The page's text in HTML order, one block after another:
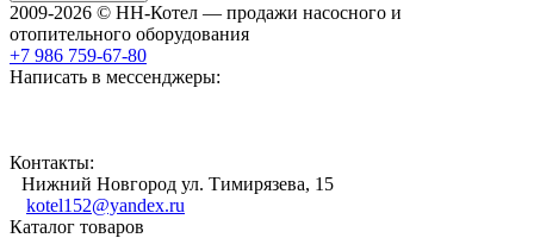
2009-2026 © НН-Котел — продажи насосного и
отопительного оборудования
+7 986 759-67-80
Написать в мессенджеры:
Контакты:
Нижний Новгород ул. Тимирязева, 15
kotel152@yandex.ru
Каталог товаров